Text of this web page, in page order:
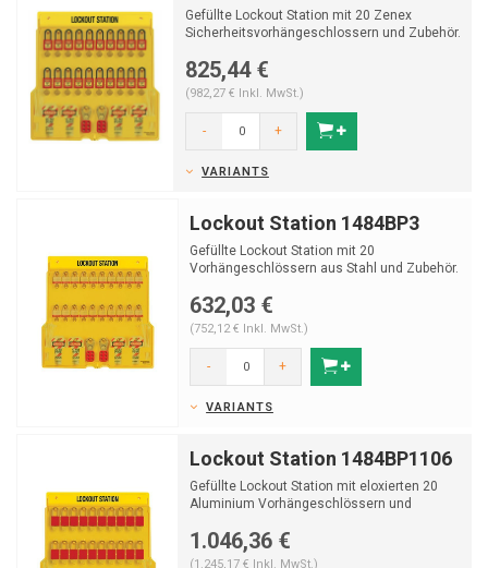
Gefüllte Lockout Station mit 20 Zenex
Sicherheitsvorhängeschlossern und Zubehör.
825,44 €
(982,27 € Inkl. MwSt.)
- +
VARIANTS
Lockout Station 1484BP3
Gefüllte Lockout Station mit 20
Vorhängeschlössern aus Stahl und Zubehör.
632,03 €
(752,12 € Inkl. MwSt.)
- +
VARIANTS
Lockout Station 1484BP1106
Gefüllte Lockout Station mit eloxierten 20
Aluminium Vorhängeschlössern und
1.046,36 €
(1.245,17 € Inkl. MwSt.)